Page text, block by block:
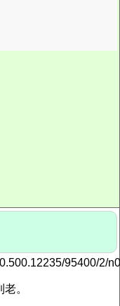
95400/2/
。